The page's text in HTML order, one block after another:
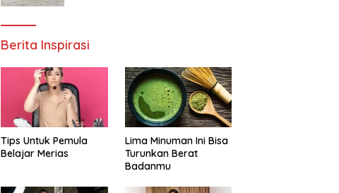
Berita Inspirasi
Tips Untuk Pemula
Belajar Merias
Lima Minuman Ini Bisa
Turunkan Berat
Badanmu